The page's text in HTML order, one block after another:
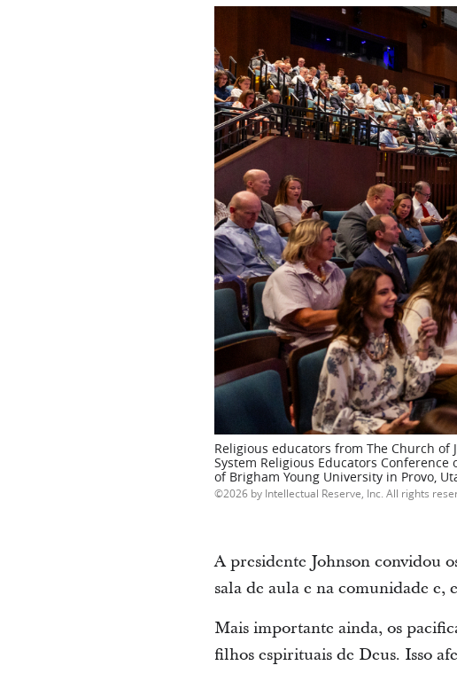
Religious educators from The Church
System Religious Educators
of Brigham Young University in Provo,
2026 by Intellectual Reserve, Inc. All rights
A presidente Johnson convidou
sala de aula e na comunidade e,
Mais importante ainda, os
filhos espirituais de Deus. Isso